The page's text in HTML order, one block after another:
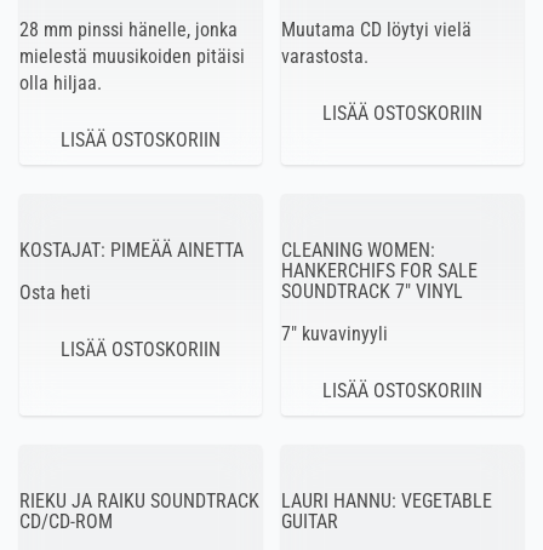
28 mm pinssi hänelle, jonka
mielestä muusikoiden pitäisi
olla hiljaa.
Muutama CD löytyi vielä
varastosta.
KOSTAJAT: PIMEÄÄ AINETTA
Osta heti
CLEANING WOMEN:
HANKERCHIFS FOR SALE
SOUNDTRACK 7″ VINYL
7″ kuvavinyyli
RIEKU JA RAIKU SOUNDTRACK
CD/CD-ROM
LAURI HANNU: VEGETABLE
GUITAR